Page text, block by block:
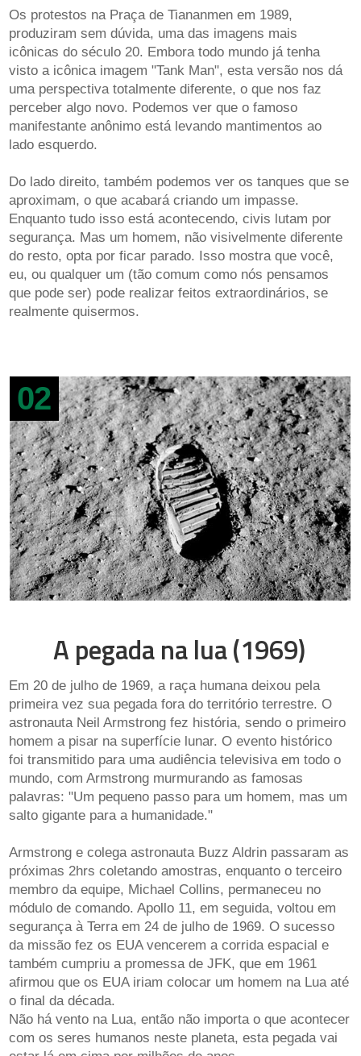
Os protestos na Praça de Tiananmen em 1989,
produziram sem dúvida, uma das imagens mais
icônicas do século 20. Embora todo mundo já tenha
visto a icônica imagem "Tank Man", esta versão nos dá
uma perspectiva totalmente diferente, o que nos faz
perceber algo novo. Podemos ver que o famoso
manifestante anônimo está levando mantimentos ao
lado esquerdo.
Do lado direito, também podemos ver os tanques que se
aproximam, o que acabará criando um impasse.
Enquanto tudo isso está acontecendo, civis lutam por
segurança. Mas um homem, não visivelmente diferente
do resto, opta por ficar parado. Isso mostra que você,
eu, ou qualquer um (tão comum como nós pensamos
que pode ser) pode realizar feitos extraordinários, se
realmente quisermos.
02
A pegada na lua (1969)
Em 20 de julho de 1969, a raça humana deixou pela
primeira vez sua pegada fora do território terrestre. O
astronauta Neil Armstrong fez história, sendo o primeiro
homem a pisar na superfície lunar. O evento histórico
foi transmitido para uma audiência televisiva em todo o
mundo, com Armstrong murmurando as famosas
palavras: "Um pequeno passo para um homem, mas um
salto gigante para a humanidade."
Armstrong e colega astronauta Buzz Aldrin passaram as
próximas 2hrs coletando amostras, enquanto o terceiro
membro da equipe, Michael Collins, permaneceu no
módulo de comando. Apollo 11, em seguida, voltou em
segurança à Terra em 24 de julho de 1969. O sucesso
da missão fez os EUA vencerem a corrida espacial e
também cumpriu a promessa de JFK, que em 1961
afirmou que os EUA iriam colocar um homem na Lua até
o final da década.
Não há vento na Lua, então não importa o que acontecer
com os seres humanos neste planeta, esta pegada vai